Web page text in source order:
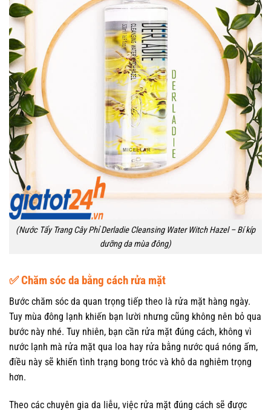
(Nước Tẩy Trang Cây Phỉ Derladie Cleansing Water Witch Hazel – Bí kíp
dưỡng da mùa đông)
✅ Chăm sóc da bằng cách rửa mặt
Bước chăm sóc da quan trọng tiếp theo là rửa mặt hàng ngày.
Tuy mùa đông lạnh khiến bạn lười nhưng cũng không nên bỏ qua
bước này nhé. Tuy nhiên, bạn cần rửa mặt đúng cách, không vì
nước lạnh mà rửa mặt qua loa hay rửa bằng nước quá nóng ấm,
điều này sẽ khiến tình trạng bong tróc và khô da nghiêm trọng
hơn.
Theo các chuyên gia da liễu, việc rửa mặt đúng cách sẽ được